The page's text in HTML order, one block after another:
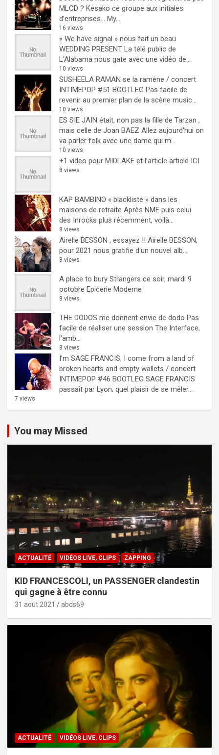
MLCD ? Kesako ce groupe aux initiales
d’entreprises… My...
16 views
« We have signal » nous fait un beau
WEDDING PRESENT La télé public de
L'Alabama nous gate avec une vidéo de...
10 views
SUSHEELA RAMAN se la ramène / concert
INTIMEPOP #51 BOOTLEG Pas facile de
revenir au premier plan de la scène music...
10 views
ES SIE JAIN était, non pas la fille de Tarzan ,
mais celle de Joan BAEZ Allez aujourd'hui on
va parler folk avec une dame qui m...
10 views
+1 video pour MIDLAKE et l’article article ICI
8 views
KAP BAMBINO « blacklisté » dans les
maisons de retraite Après NME puis celui
des Inrocks plus récemment, voilà...
8 views
Airelle BESSON , essayez !! Airelle BESSON,
pour 2021 nous gratifie d'un nouvel alb...
8 views
A place to bury Strangers ce soir, mardi 9
octobre Epicerie Moderne
8 views
THE DODOS me donnent envie de dodo Pas
facile de réaliser une session The Interface,
l'amb...
8 views
I’m SAGE FRANCIS, I come from a land of
broken hearts and empty wallets / concert
INTIMEPOP #46 BOOTLEG SAGE FRANCIS
passait par Lyon; quel plaisir de se mêler...
7 views
You may Missed
ACTUALITÉ VIDÉOS LIVE, CLIPS ZAPPING
KID FRANCESCOLI, un PASSENGER clandestin
qui gagne à être connu
31 août 2021 abds69
ACTUALITÉ VIDÉOS LIVE, CLIPS